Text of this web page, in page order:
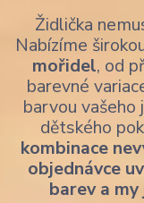
Židlička
Nabízíme
mořidel, od
barevné
barvou
dětského
kombinace
objednávce
barev a